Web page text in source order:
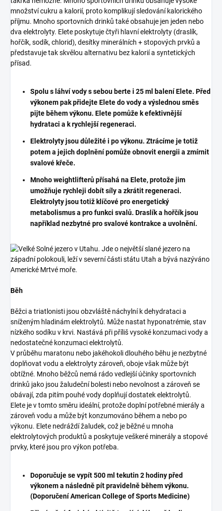
množství cukru a kalorií, proto komplikují sledování kalorického
příjmu. Mnoho sportovních drinků také obsahuje jen jeden nebo
dva elektrolyty. Elete poskytuje čtyři hlavní elektrolyty (draslík,
hořčík, sodík, chlorid), desítky minerálních + stopových prvků a
představuje tak skvělou alternativu bez kalorií a syntetických
přísad.
Spolu s láhví vody s sebou berte i 25 ml balení Elete. Před
výkonem pak přidejte Elete do vody a výslednou směs
pijte během výkonu. Elete pomůže k efektivnější
hydrataci a k rychlejší regeneraci.
Elektrolyty jsou důležité i po výkonu. Ztrácíme je totiž
potem a jejich doplnění pomůže obnovit energii a zmírnit
svalové křeče.
Mnoho weightlifterů přísahá na Elete, protože jim
umožňuje rychleji dobít síly a zkrátit regeneraci.
Elektrolyty jsou totiž klíčové pro energetický
metabolismus a pro funkci svalů. Draslík a hořčík jsou
například nezbytné pro svalové kontrakce a uvolnění.
Běh
Běžci a triatlonisti jsou obzvláště náchylní k dehydrataci a
sníženým hladinám elektrolytů. Může nastat hyponatrémie, stav
nízkého sodíku v krvi. Nastává při příliš vysoké konzumaci vody a
nedostatečné konzumaci elektrolytů.
V průběhu maratonu nebo jakéhokoli dlouhého běhu je nezbytné
doplňovat vodu a elektrolyty zároveň, oboje však může být
obtížné. Mnoho běžců nemá rádo vedlejší účinky sportovních
drinků jako jsou žaludeční bolesti nebo nevolnost a zároveň se
obávají, zda pitím pouhé vody doplňují dostatek elektrolytů.
Elete je v tomto směru ideální, protože doplní potřebné mierály a
zároveň vodu a může být konzumováno během a nebo po
výkonu. Elete nedráždí žaludek, což je běžné u mnoha
elektrolytových produktů a poskytuje veškeré minerály a stopové
prvky, které jsou pro výkon potřeba.
Doporučuje se vypít 500 ml tekutin 2 hodiny před
výkonem a následně pít pravidelně během výkonu.
(Doporučení American College of Sports Medicine)